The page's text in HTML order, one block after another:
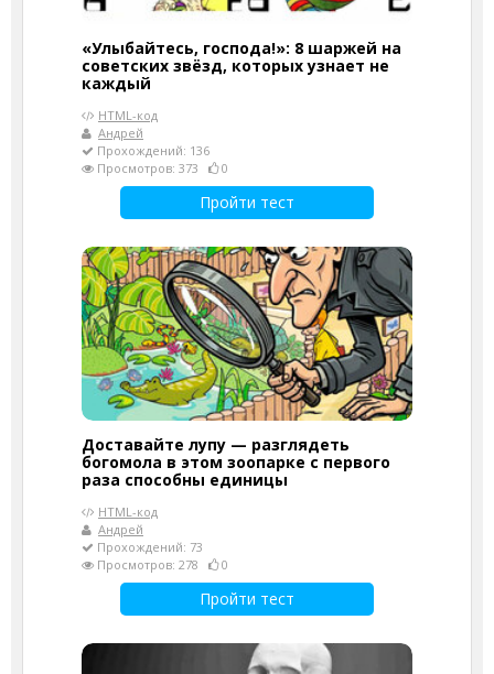
«Улыбайтесь, господа!»: 8 шаржей на
советских звёзд, которых узнает не
каждый
HTML-код
Андрей
Прохождений: 136
Просмотров: 373
0
Пройти тест
Доставайте лупу — разглядеть
богомола в этом зоопарке с первого
раза способны единицы
HTML-код
Андрей
Прохождений: 73
Просмотров: 278
0
Пройти тест